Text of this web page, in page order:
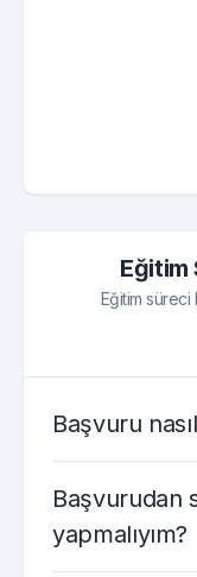
Eğitim
Eğitim süreci
Başvuru
Başvurudan
yapmalıyım?